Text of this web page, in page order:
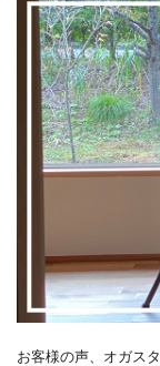
お客様の声、オガス